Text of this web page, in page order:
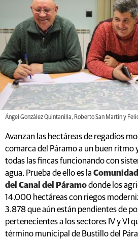
Ángel González Quintanilla, Roberto San Martín y
Avanzan las hectáreas de regadíos
comarca del Páramo a un buen ritmo
todas las fincas funcionando con
agua. Prueba de ello es la
del Canal del Páramodonde los
14.000 hectáreas con riegos
3.878 que aún están pendientes de
pertenecientes a los sectores IV y VI
término municipal de Bustillo del